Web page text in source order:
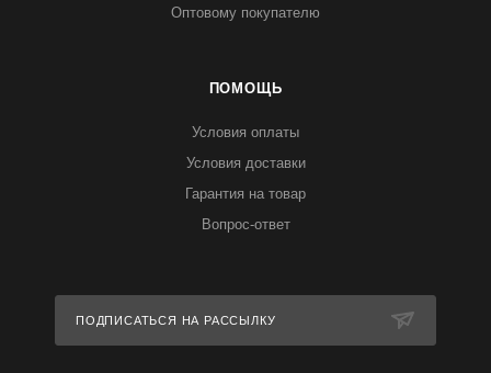
Оптовому покупателю
ПОМОЩЬ
Условия оплаты
Условия доставки
Гарантия на товар
Вопрос-ответ
ПОДПИСАТЬСЯ НА РАССЫЛКУ